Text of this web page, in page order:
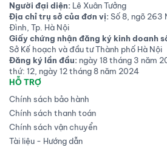
Người đại diện: Lê Xuân Tưởng
Địa chỉ trụ sở của đơn vị:Số 8, ngõ 263
Đình, Tp. Hà Nội
Giấy chứng nhận đăng ký kinh doanh
Sở Kế hoạch và đầu tư Thành phố Hà Nội
Đăng ký lần đầu: ngày 18 tháng 3 năm
thứ: 12, ngày 12 tháng 8 năm 2024
HỖ TRỢ
Chính sách bảo hành
Chính sách thanh toán
Chính sách vận chuyển
Tài liệu - Hướng dẫn